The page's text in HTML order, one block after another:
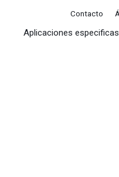
Contacto
Aplicaciones especificas